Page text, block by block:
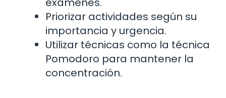
Priorizar actividades según su
importancia y urgencia.
Utilizar técnicas como la técnica
Pomodoro para mantener la
concentración.